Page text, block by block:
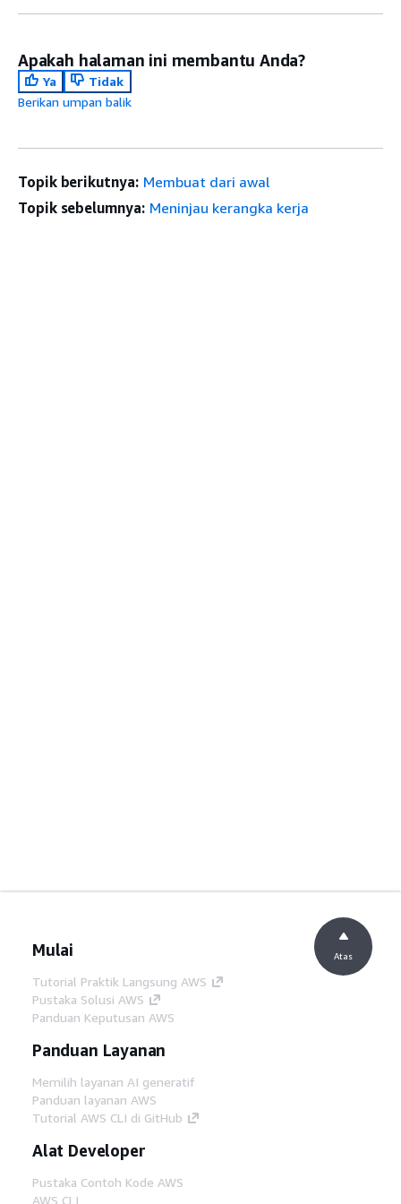
Apakah halaman ini membantu Anda?
Ya
Tidak
Berikan umpan balik
Topik berikutnya: Membuat dari awal
Topik sebelumnya: Meninjau kerangka kerja
Mulai
Tutorial Praktik Langsung AWS
Pustaka Solusi AWS
Panduan Keputusan AWS
Panduan Layanan
Memilih layanan AI generatif
Panduan layanan AWS
Tutorial AWS CLI di GitHub
Alat Developer
Pustaka Contoh Kode AWS
AWS CLI
Atas